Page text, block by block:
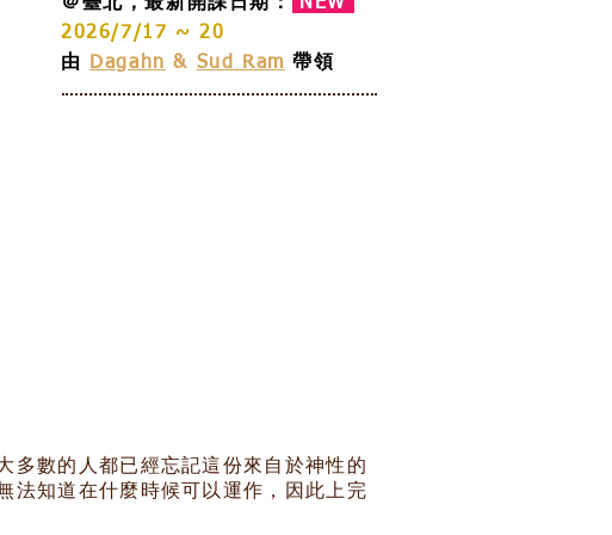
​2026/7/17 ~ 20
由
Dagahn & Sud Ram 帶領
多數的人都已經忘記這份來自於神性的
法知道在什麼時候可以運作，因此上完